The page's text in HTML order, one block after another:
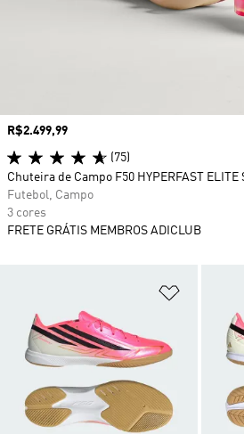
Preço
R$2.499,99
(75)
Chuteira de Campo F50 HYPERFAST ELITE
Futebol, Campo
3 cores
FRETE GRÁTIS MEMBROS ADICLUB